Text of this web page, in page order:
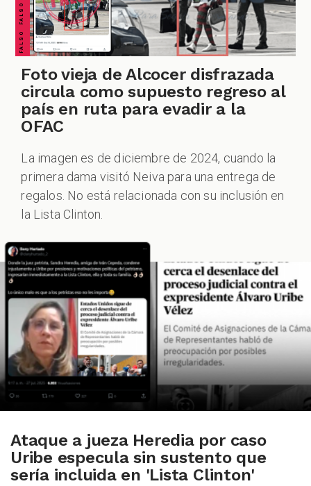
ZOOM
Foto vieja de Alcocer disfrazada
circula como supuesto regreso al
país en ruta para evadir a la
OFAC
La imagen es de diciembre de 2024, cuando la
primera dama visitó Neiva para una entrega de
regalos. No está relacionada con su inclusión en
la Lista Clinton.
Ataque a jueza Heredia por caso
Uribe especula sin sustento que
sería incluida en 'Lista Clinton'